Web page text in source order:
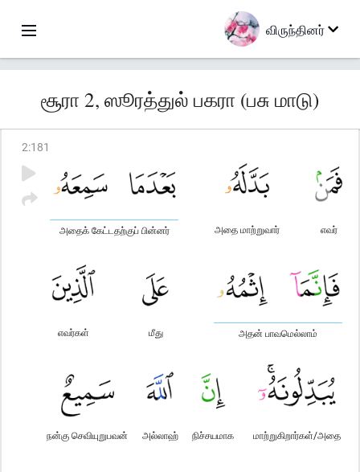
விருந்தினர்
சூரா 2, ஸூரத்துல் பகரா (பசு மாடு)
2:181
எவர்
அதை மாற்றுவார்
அதைக் கேட்டதற்குப் பின்னர்
அதன் பாவமெல்லாம்
மீது
எவர்கள்
மாற்றுகிறார்கள்/அதை
நிச்சயமாக
அல்லாஹ்
நன்கு செவியுறுபவன்